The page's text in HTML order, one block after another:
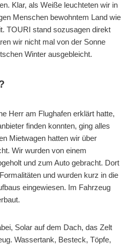
Klar, als Weiße leuchteten wir in
Menschen bewohntem Land wie
TOURI stand sozusagen direkt
wir nicht mal von der Sonne
Winter ausgebleicht.
Herr am Flughafen erklärt hatte,
finden konnten, ging alles
Mietwagen hatten wir über
Wir wurden von einem
und zum Auto gebracht. Dort
und wurden kurz in die
eingewiesen. Im Fahrzeug
Solar auf dem Dach, das Zelt
Wassertank, Besteck, Töpfe,